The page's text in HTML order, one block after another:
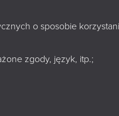
o sposobie
zgody, język, itp.;
muralu
ramach
Białystok